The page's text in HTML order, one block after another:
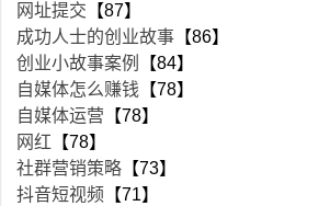
网址提交 【87】
成功人士的创业故事 【86】
创业小故事案例
【84】
自媒体怎么赚钱 【78】
自媒体运营 【78】
网红 【78】
社群营销策略 【73】
抖音短视频 【71】